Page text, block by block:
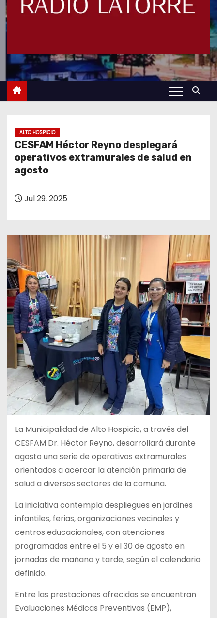
ALTO HOSPICIO
CESFAM Héctor Reyno desplegará
operativos extramurales de salud en
agosto
Jul 29, 2025
La Municipalidad de Alto Hospicio, a través del
CESFAM Dr. Héctor Reyno, desarrollará durante
agosto una serie de operativos extramurales
orientados a acercar la atención primaria de
salud a diversos sectores de la comuna.
La iniciativa contempla despliegues en jardines
infantiles, ferias, organizaciones vecinales y
centros educacionales, con atenciones
programadas entre el 5 y el 30 de agosto en
jornadas de mañana y tarde, según el calendario
definido.
Entre las prestaciones ofrecidas se encuentran
Evaluaciones Médicas Preventivas (EMP),